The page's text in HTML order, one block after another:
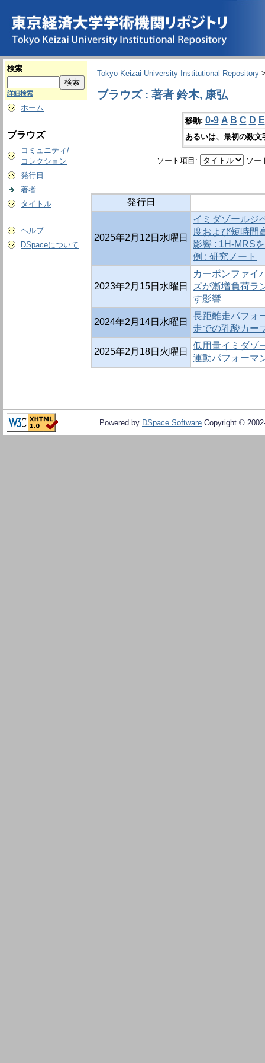
検索
詳細検索
ホーム
ブラウズ
コミュニティ/
コレクション
発行日
著者
タイトル
ヘルプ
DSpaceについて
Tokyo Keizai University Institutional Repository
ブラウズ : 著者 鈴木, 康弘
移動: 0-9 A B C D E
あるいは、最初の数
ソート項目: ソー
発行日
2025年2月12日水曜日
イミダゾールジ
度および短時間
影響 : 1H-MRS
例 : 研究ノート
2023年2月15日水曜日
カーボンファイ
ズが漸増負荷ラ
す影響
2024年2月14日水曜日
長距離走パフォ
走での乳酸カー
2025年2月18日火曜日
低用量イミダゾ
運動パフォーマ
Powered by DSpace Software Copyright ©